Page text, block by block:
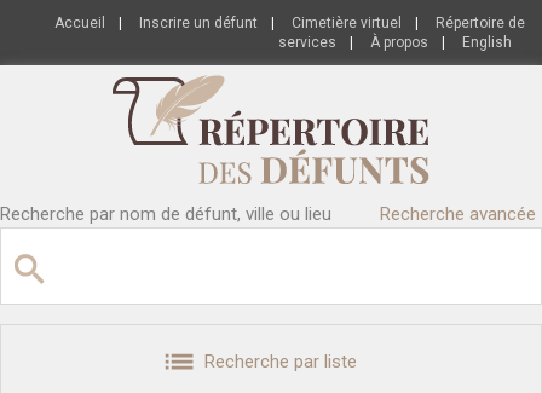
Accueil Inscrire un défunt Cimetière virtuel
Répertoire de
services
À propos English
Recherche par nom de défunt, ville ou lieu Recherche avancée
Recherche par liste